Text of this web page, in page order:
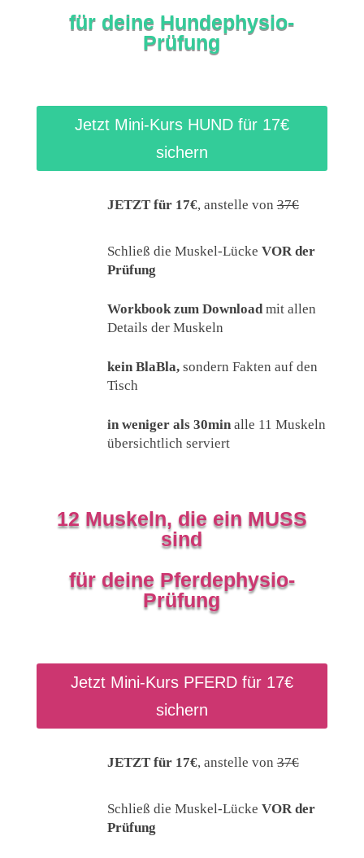
für deine Hundephysio-
Prüfung
Jetzt Mini-Kurs HUND für 17€
sichern
JETZT für 17€, anstelle von37€
Schließ die Muskel-Lücke VOR der
Prüfung
Workbook zum Downloadmit allen
Details der Muskeln
kein BlaBla,sondern Fakten auf den
Tisch
in weniger als 30minalle 11 Muskeln
übersichtlich serviert
12 Muskeln, die ein MUSS
sind
für deine Pferdephysio-
Prüfung
Jetzt Mini-Kurs PFERD für 17€
sichern
JETZT für 17€, anstelle von37€
Schließ die Muskel-Lücke VOR der
Prüfung